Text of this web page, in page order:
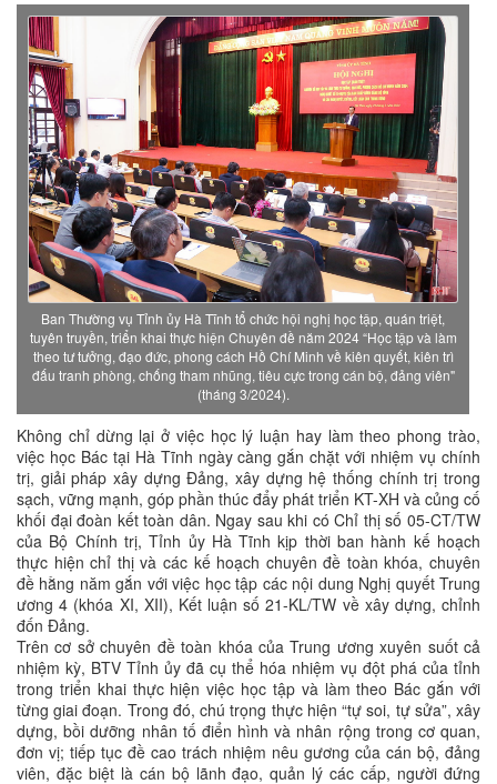
Ban Thường vụ Tỉnh ủy Hà Tĩnh tổ chức hội nghị học tập, quán triệt,
tuyên truyền, triển khai thực hiện Chuyên đề năm 2024 “Học tập và làm
theo tư tưởng, đạo đức, phong cách Hồ Chí Minh về kiên quyết, kiên trì
đấu tranh phòng, chống tham nhũng, tiêu cực trong cán bộ, đảng viên"
(tháng 3/2024).
Không chỉ dừng lại ở việc học lý luận hay làm theo phong trào,
việc học Bác tại Hà Tĩnh ngày càng gắn chặt với nhiệm vụ chính
trị, giải pháp xây dựng Đảng, xây dựng hệ thống chính trị trong
sạch, vững mạnh, góp phần thúc đẩy phát triển KT-XH và củng cố
khối đại đoàn kết toàn dân. Ngay sau khi có Chỉ thị số 05-CT/TW
của Bộ Chính trị, Tỉnh ủy Hà Tĩnh kịp thời ban hành kế hoạch
thực hiện chỉ thị và các kế hoạch chuyên đề toàn khóa, chuyên
đề hằng năm gắn với việc học tập các nội dung Nghị quyết Trung
ương 4 (khóa XI, XII), Kết luận số 21-KL/TW về xây dựng, chỉnh
đốn Đảng.
Trên cơ sở chuyên đề toàn khóa của Trung ương xuyên suốt cả
nhiệm kỳ, BTV Tỉnh ủy đã cụ thể hóa nhiệm vụ đột phá của tỉnh
trong triển khai thực hiện việc học tập và làm theo Bác gắn với
từng giai đoạn. Trong đó, chú trọng thực hiện “tự soi, tự sửa”, xây
dựng, bồi dưỡng nhân tố điển hình và nhân rộng trong cơ quan,
đơn vị; tiếp tục đề cao trách nhiệm nêu gương của cán bộ, đảng
viên, đặc biệt là cán bộ lãnh đạo, quản lý các cấp, người đứng